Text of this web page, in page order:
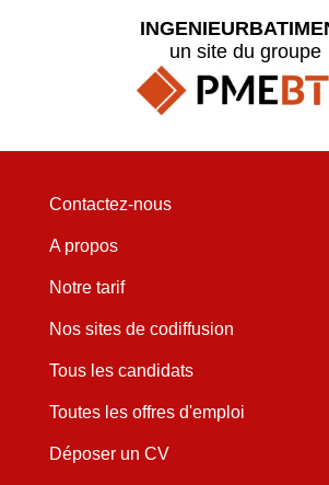
un site du groupe
Contactez-nous
A propos
Notre tarif
Nos sites de codiffusion
Tous les candidats
Toutes les offres d'emploi
Déposer un CV